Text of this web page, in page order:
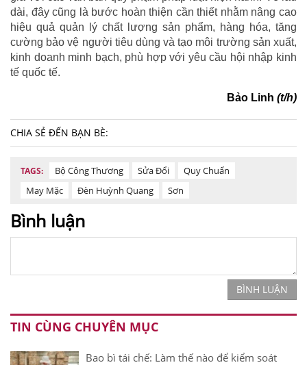
dài, đây cũng là bước hoàn thiện cần thiết nhằm nâng cao
hiệu quả quản lý chất lượng sản phẩm, hàng hóa, tăng
cường bảo vệ người tiêu dùng và tạo môi trường sản xuất,
kinh doanh minh bạch, phù hợp với yêu cầu hội nhập kinh
tế quốc tế.
Bảo Linh (t/h)
CHIA SẺ ĐẾN BẠN BÈ:
TAGS: Bộ Công Thương Sửa Đổi
Quy Chuẩn
May Mặc
Đèn Huỳnh Quang Sơn
Bình luận
BÌNH LUẬN
TIN CÙNG CHUYÊN MỤC
Bao bì tái chế: Làm thế nào để kiểm soát